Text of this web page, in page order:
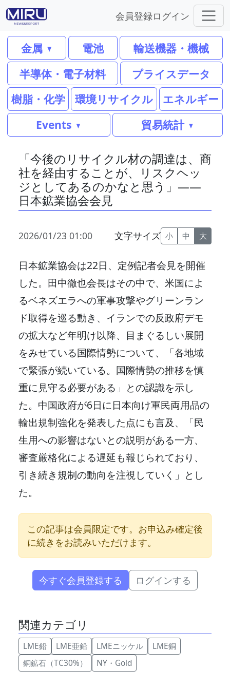
会員登録ログイン
金属 電池
輸送機器・機械
半導体・電子材料
プライスデータ
樹脂・化学
環境リサイクル
エネルギー
Events
貿易統計
「今後のリサイクル材の調達は、商
社を経由することが、リスクヘッ
ジとしてあるのかなと思う」――
日本鉱業協会会見
2026/01/23 01:00 文字サイズ 小 中 大
日本鉱業協会は22日、定例記者会見を開催
した。田中徹也会長はその中で、米国によ
るベネズエラへの軍事攻撃やグリーンラン
ド取得を巡る動き、イランでの反政府デモ
の拡大など年明け以降、目まぐるしい展開
をみせている国際情勢について、「各地域
で緊張が続いている。国際情勢の推移を慎
重に見守る必要がある」との認識を示し
た。中国政府が6日に日本向け軍民両用品の
輸出規制強化を発表した点にも言及、「民
生用への影響はないとの説明がある一方、
審査厳格化による遅延も報じられており、
引き続き規制の動向を注視していく」とし
た。
この記事は会員限定です。お申込み確定後
に続きをお読みいただけます。
今すぐ会員登録する ログインする
関連カテゴリ
LME鉛 LME亜鉛 LMEニッケル
LME銅
銅鉱石（TC30%）
NY・Gold